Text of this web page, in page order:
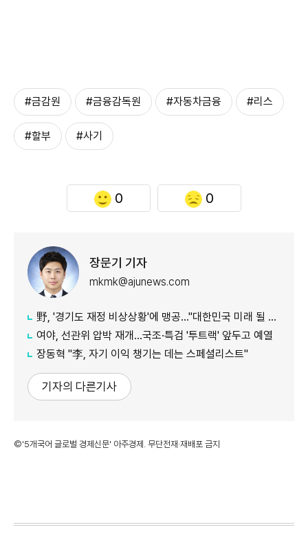
#금감원 #금융감독원 #자동차금융 #리스
#할부 #사기
0 0
장문기 기자
mkmk@ajunews.com
野, '경기도 재정 비상상황'에 맹공…"대한민국 미래 될 수도"
여야, 선관위 압박 재개…국조·특검 '투트랙' 앞두고 예열
장동혁 "李, 자기 이익 챙기는 데는 스페셜리스트"
기자의 다른기사
©'5개국어 글로벌 경제신문' 아주경제. 무단전재·재배포 금지